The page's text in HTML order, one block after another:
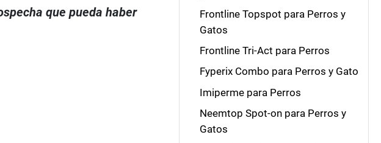
que pueda haber
Frontline Topspot para Perros y
Gatos
Frontline Tri-Act para Perros
Fyperix Combo para Perros y Gato
Imiperme para Perros
Neemtop Spot-on para Perros y
Gatos